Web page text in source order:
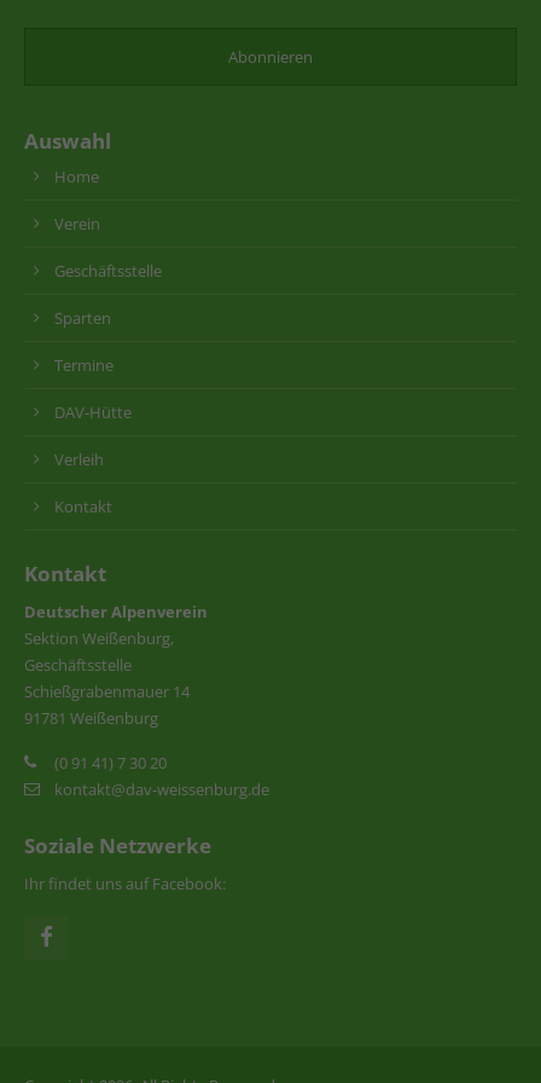
Auswahl
Home
Verein
Geschäftsstelle
Sparten
Termine
DAV-Hütte
Verleih
Kontakt
Kontakt
Deutscher Alpenverein
Sektion Weißenburg,
Geschäftsstelle
Schießgrabenmauer 14
91781 Weißenburg
(0 91 41) 7 30 20
kontakt@dav-weissenburg.de
Soziale Netzwerke
Ihr findet uns auf Facebook: